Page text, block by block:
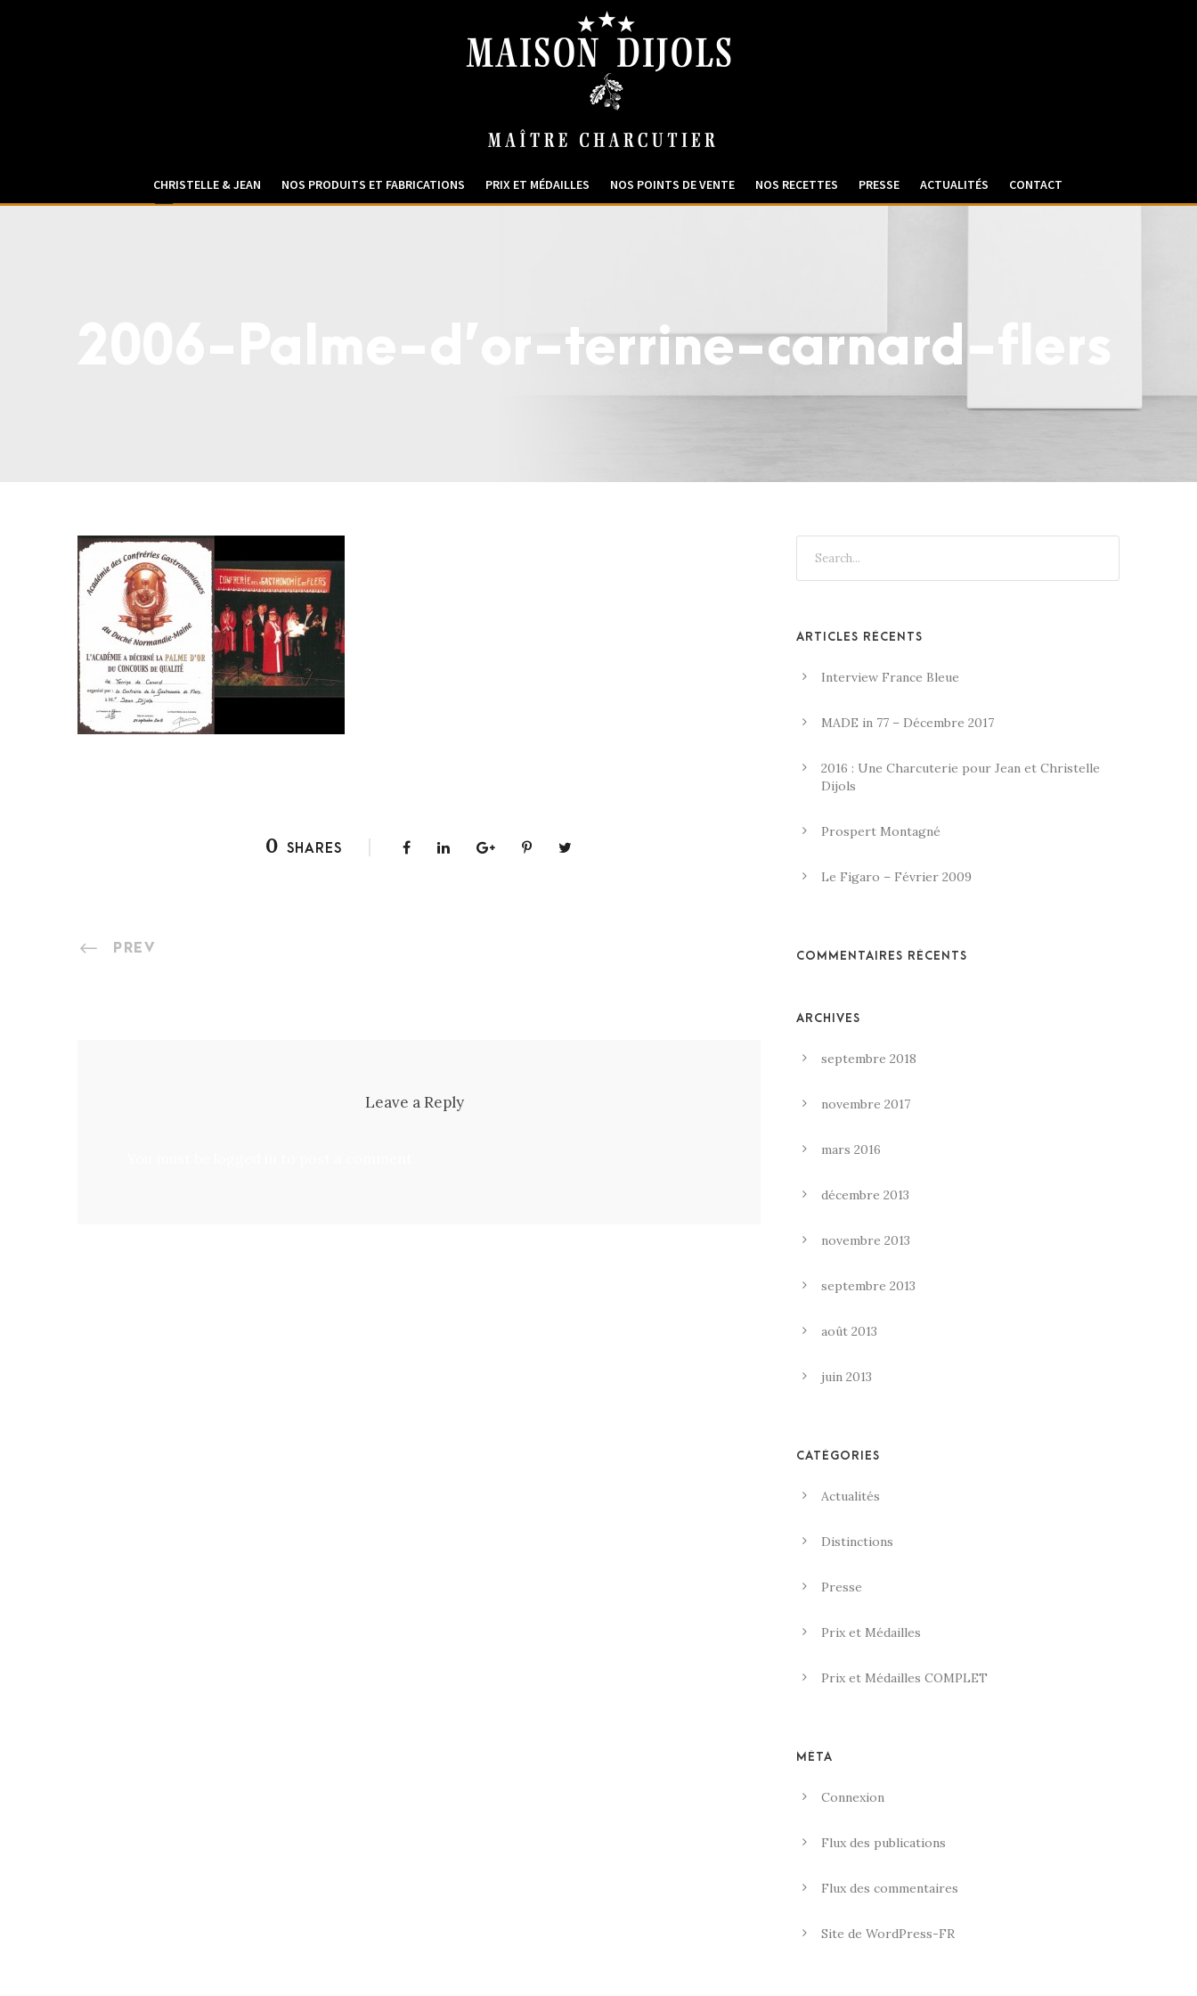
CHRISTELLE & JEAN NOS PRODUITS ET FABRICATIONS PRIX ET MÉDAILLES NOS POINTS DE VENTE NOS RECETTES PRESSE ACTUALITÉS CONTACT
2006-Palme-d’or-terrine-carnard-flers
0 SHARES
PREV
Leave a Reply
ARTICLES RÉCENTS
Interview France Bleue
MADE in 77 – Décembre 2017
2016 : Une Charcuterie pour Jean et Christelle
Dijols
Prospert Montagné
Le Figaro – Février 2009
COMMENTAIRES RÉCENTS
ARCHIVES
septembre 2018
novembre 2017
mars 2016
décembre 2013
novembre 2013
septembre 2013
août 2013
juin 2013
CATÉGORIES
Actualités
Distinctions
Presse
Prix et Médailles
Prix et Médailles COMPLET
MÉTA
Connexion
Flux des publications
Flux des commentaires
Site de WordPress-FR